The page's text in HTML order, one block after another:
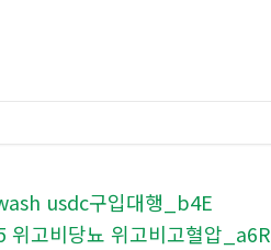
usdc구입대행_b4E
고비당뇨 위고비고혈압_a6R